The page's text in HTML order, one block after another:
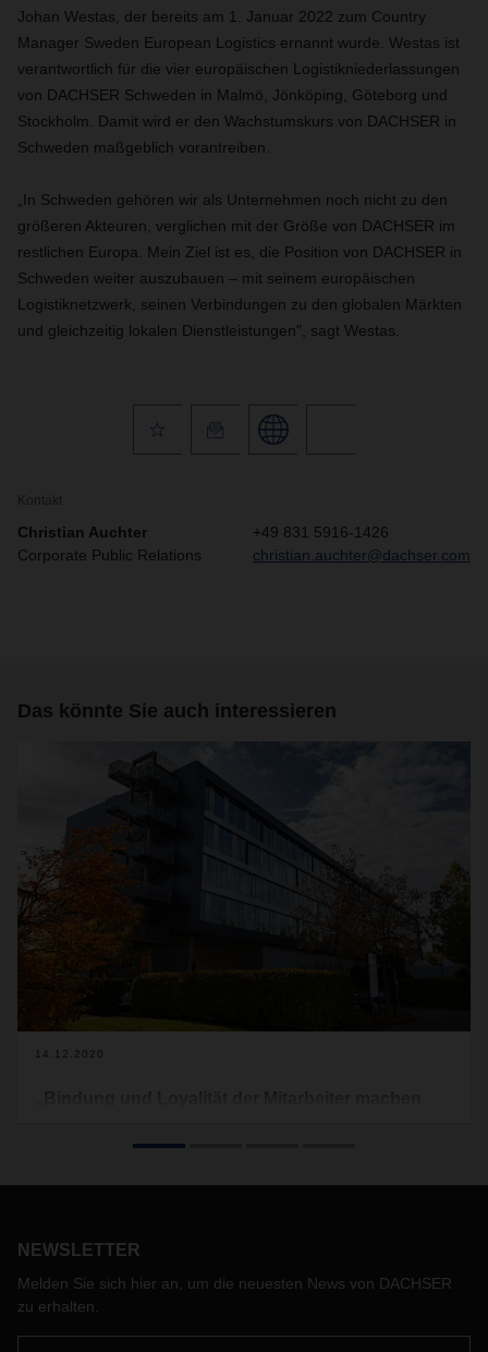
Johan Westas, der bereits am 1. Januar 2022 zum Country
Manager Sweden European Logistics ernannt wurde. Westas ist
verantwortlich für die vier europäischen Logistikniederlassungen
von DACHSER Schweden in Malmö, Jönköping, Göteborg und
Stockholm. Damit wird er den Wachstumskurs von DACHSER in
Schweden maßgeblich vorantreiben.
„In Schweden gehören wir als Unternehmen noch nicht zu den
größeren Akteuren, verglichen mit der Größe von DACHSER im
restlichen Europa. Mein Ziel ist es, die Position von DACHSER in
Schweden weiter auszubauen – mit seinem europäischen
Logistiknetzwerk, seinen Verbindungen zu den globalen Märkten
und gleichzeitig lokalen Dienstleistungen", sagt Westas.
Kontakt
Christian Auchter
Corporate Public Relations
+49 831 5916-1426
christian.auchter@dachser.com
Das könnte Sie auch interessieren
14.12.2020
DACHSER hat sich in den 90 Jahren seiner
von der Loyalität seiner Mitarbeiter und der Struktur als
NEWSLETTER
Melden Sie sich hier an, um die neuesten News von DACHSER
zu erhalten.